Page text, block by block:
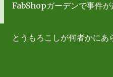
FabShopガーデンで事件が
とうもろこしが何者かにあ